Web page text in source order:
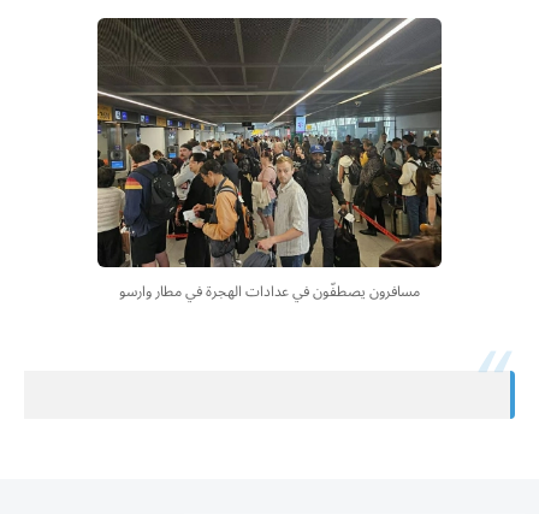
مسافرون يصطفّون في عدادات الهجرة في مطار وارسو